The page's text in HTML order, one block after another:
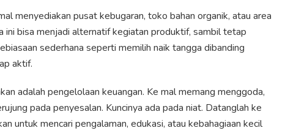
menyediakan pusat kebugaran, toko bahan organik, atau area
ini bisa menjadi alternatif kegiatan produktif, sambil tetap
sederhana seperti memilih naik tangga dibanding
aktif.
adalah pengelolaan keuangan. Ke mal memang menggoda,
pada penyesalan. Kuncinya ada pada niat. Datanglah ke
untuk mencari pengalaman, edukasi, atau kebahagiaan kecil